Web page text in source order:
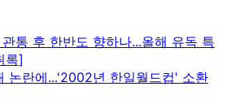
통 후 한반도 향하나...올해 유독 특
록]
논란에...'2002년 한일월드컵' 소환